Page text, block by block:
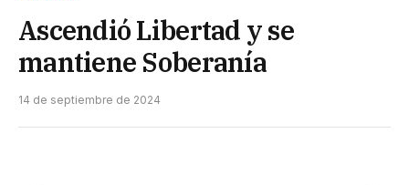
Ascendió Libertad y se
mantiene Soberanía
14 de septiembre de 2024